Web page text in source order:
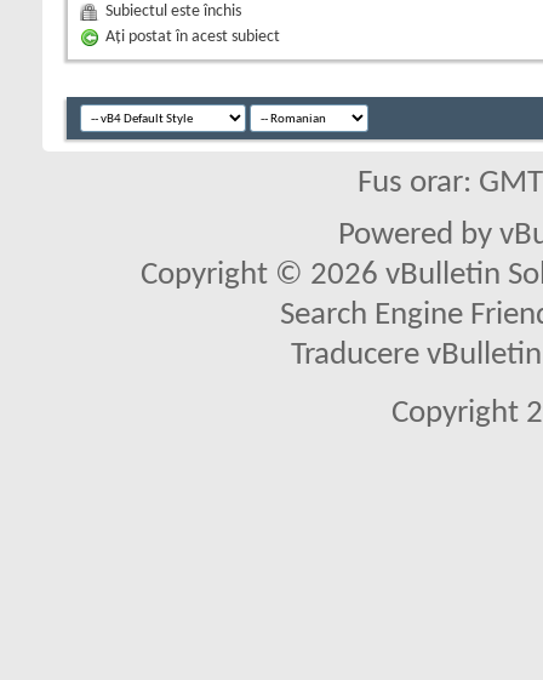
Subiectul este închis
Aţi postat în acest subiect
Fus orar:
Powered by
Copyright © 2026 vBulletin
Search Engine
Traducere
Copyright